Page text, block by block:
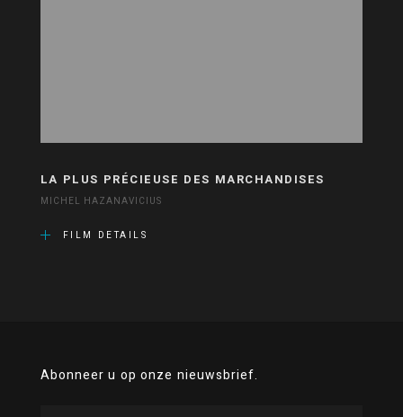
LA PLUS PRÉCIEUSE DES MARCHANDISES
MICHEL HAZANAVICIUS
FILM DETAILS
Abonneer u op onze nieuwsbrief.